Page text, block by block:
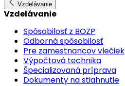
Vzdelávanie
Vzdelávanie
Spôsobilosť z BOZP
Odborná spôsobilosť
Pre zamestnancov vlečiek
Výpočtová technika
Špecializovaná príprava
Dokumenty na stiahnutie